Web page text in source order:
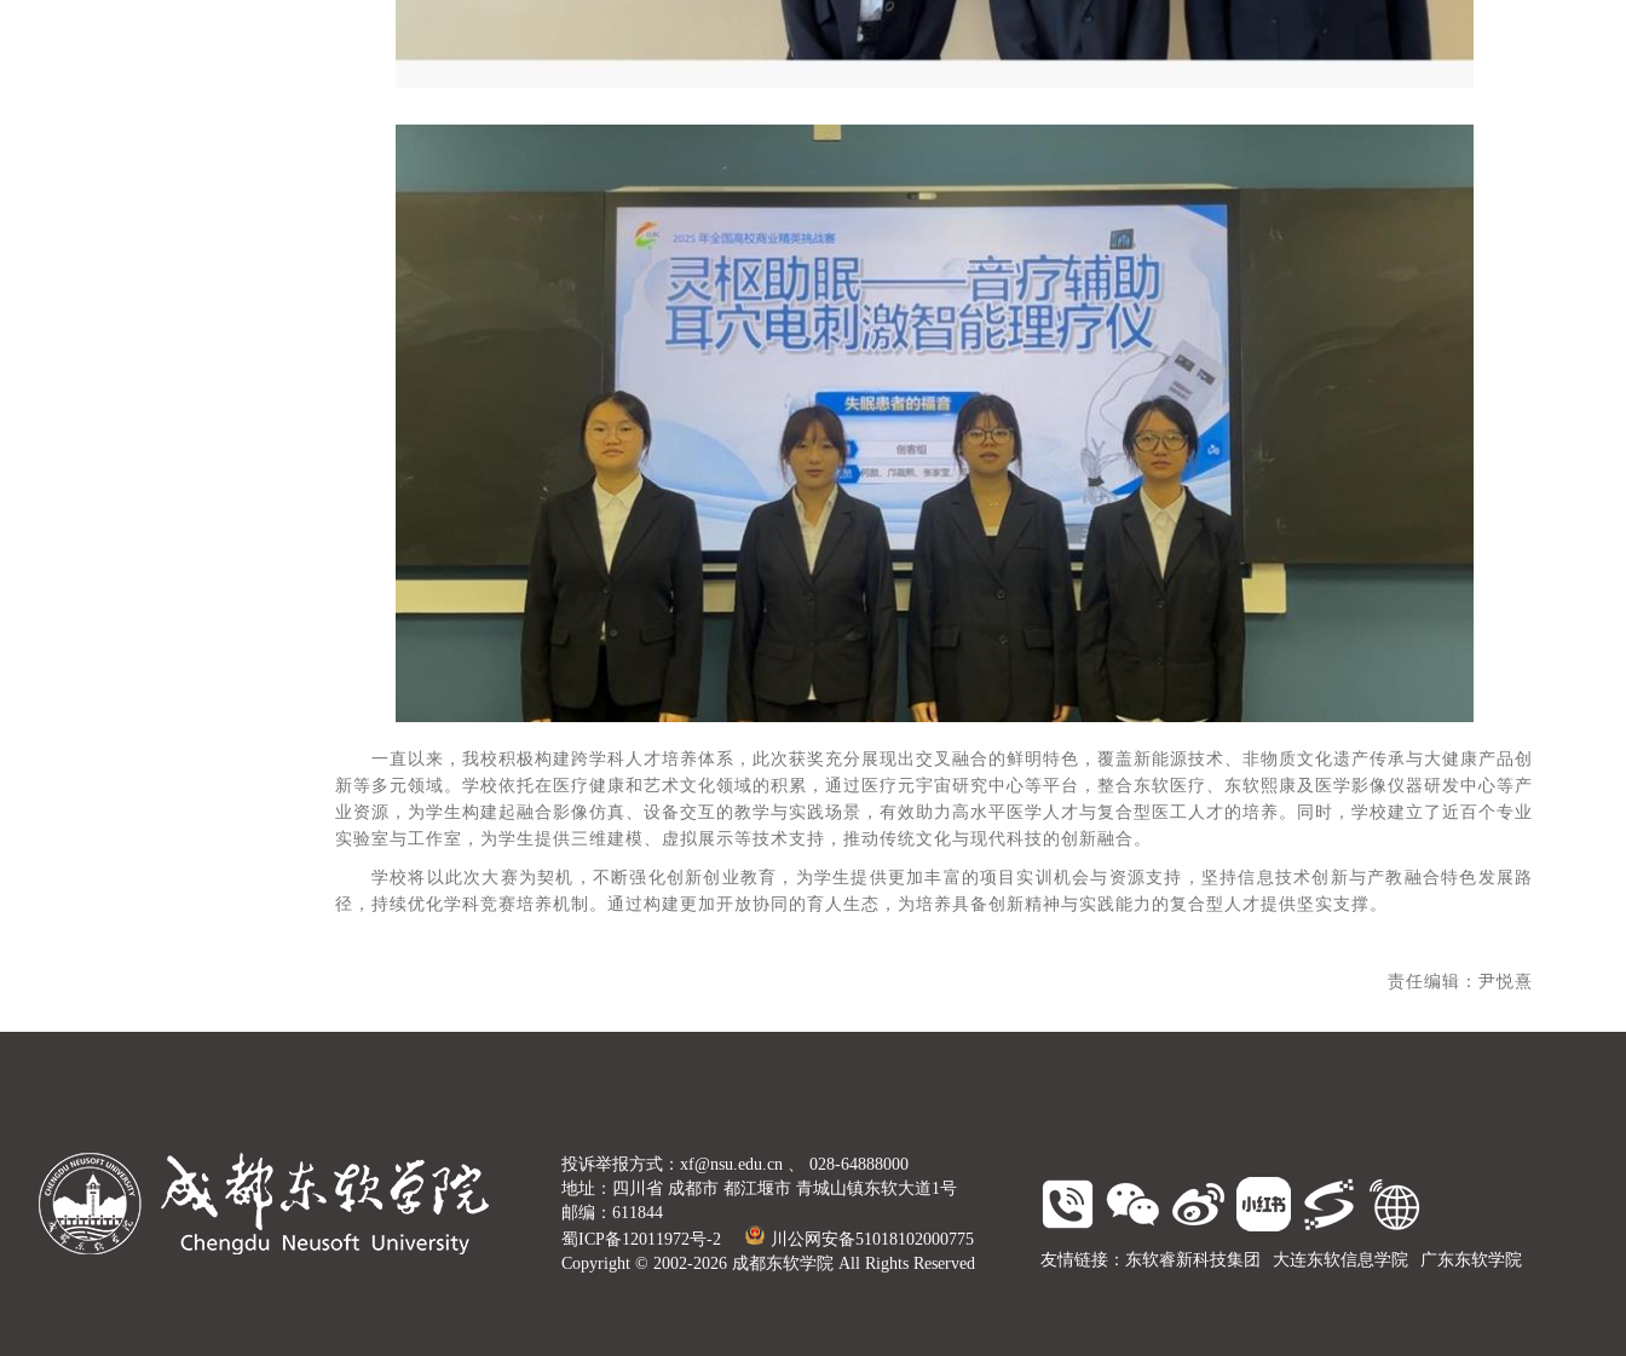
一直以来，我校积极构建跨学科人才培养体系，此次获奖充分展现出交叉融合的鲜明特色，覆盖新能源技术、非物质文化遗产传承与大健康产品创
新等多元领域。学校依托在医疗健康和艺术文化领域的积累，通过医疗元宇宙研究中心等平台，整合东软医疗、东软熙康及医学影像仪器研发中心等产
业资源，为学生构建起融合影像仿真、设备交互的教学与实践场景，有效助力高水平医学人才与复合型医工人才的培养。同时，学校建立了近百个专业
实验室与工作室，为学生提供三维建模、虚拟展示等技术支持，推动传统文化与现代科技的创新融合。
学校将以此次大赛为契机，不断强化创新创业教育，为学生提供更加丰富的项目实训机会与资源支持，坚持信息技术创新与产教融合特色发展路
径，持续优化学科竞赛培养机制。通过构建更加开放协同的育人生态，为培养具备创新精神与实践能力的复合型人才提供坚实支撑。
责任编辑：尹悦熹
投诉举报方式：xf@nsu.edu.cn 、 028-64888000
地址：四川省 成都市 都江堰市 青城山镇东软大道1号
邮编：611844
蜀ICP备12011972号-2
川公网安备51018102000775
Copyright © 2002-2026 成都东软学院 All Rights Reserved
友情链接： 东软睿新科技集团 大连东软信息学院 广东东软学院